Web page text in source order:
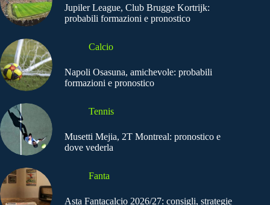
Jupiler League, Club Brugge Kortrijk:
probabili formazioni e pronostico
Calcio
Napoli Osasuna, amichevole: probabili
formazioni e pronostico
Tennis
Musetti Mejia, 2T Montreal: pronostico e
dove vederla
Fanta
Asta Fantacalcio 2026/27: consigli, strategie